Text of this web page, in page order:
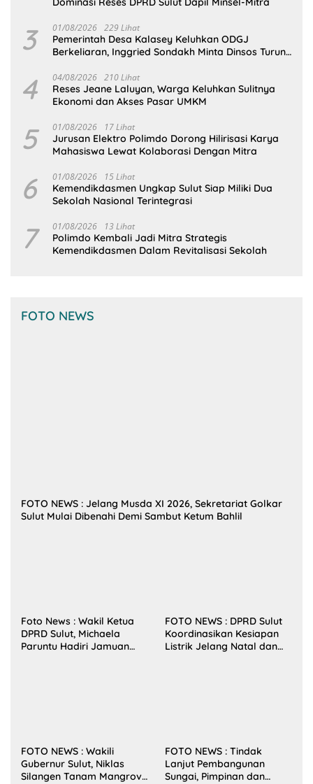
3 01/08/2026 229 Lihat
Pemerintah Desa Kalasey Keluhkan ODGJ
Berkeliaran, Inggried Sondakh Minta Dinsos Turun
4 04/08/2026 210 Lihat
Reses Jeane Laluyan, Warga Keluhkan Sulitnya
Ekonomi dan Akses Pasar UMKM
5 01/08/2026 17 Lihat
Jurusan Elektro Polimdo Dorong Hilirisasi Karya
Mahasiswa Lewat Kolaborasi Dengan Mitra
6 01/08/2026 15 Lihat
Kemendikdasmen Ungkap Sulut Siap Miliki Dua
Sekolah Nasional Terintegrasi
7 01/08/2026 13 Lihat
Polimdo Kembali Jadi Mitra Strategis
Kemendikdasmen Dalam Revitalisasi Sekolah
FOTO NEWS
FOTO NEWS : Jelang Musda XI 2026, Sekretariat Golkar
Sulut Mulai Dibenahi Demi Sambut Ketum Bahlil
Foto News : Wakil Ketua
DPRD Sulut, Michaela
Paruntu Hadiri Jamuan
FOTO NEWS : DPRD Sulut
Koordinasikan Kesiapan
Listrik Jelang Natal dan
FOTO NEWS : Wakili
Gubernur Sulut, Niklas
Silangen Tanam Mangrove
FOTO NEWS : Tindak
Lanjut Pembangunan
Sungai, Pimpinan dan